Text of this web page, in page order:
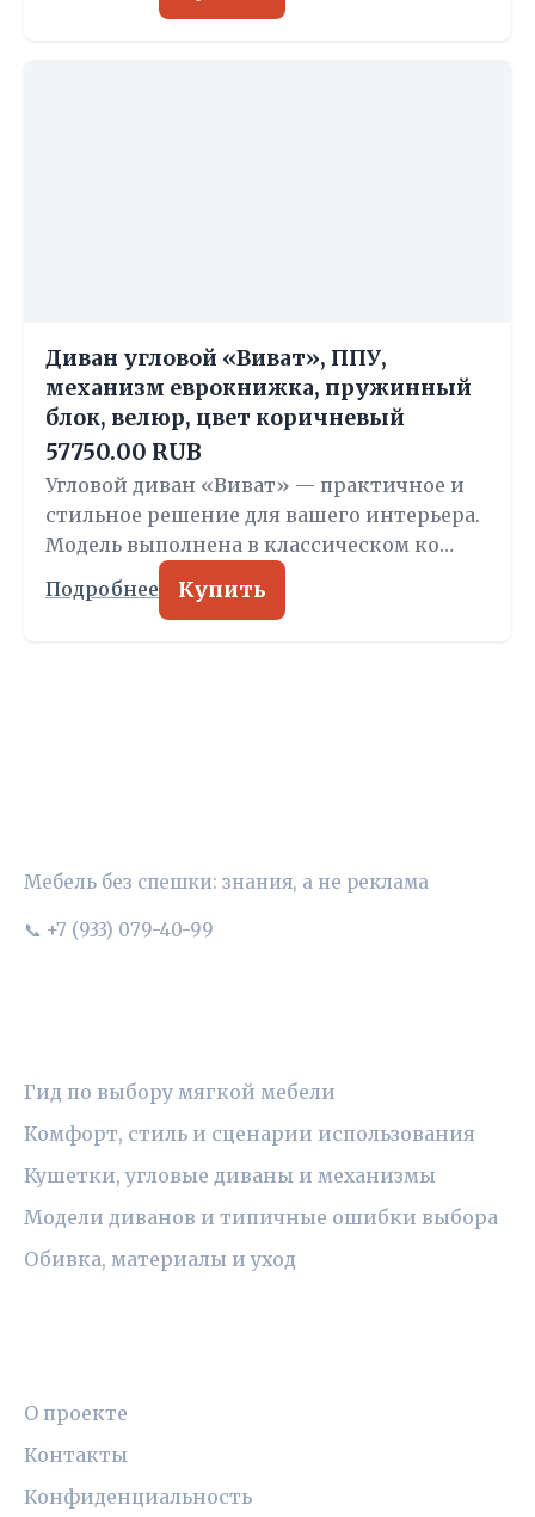
Диван угловой «Виват», ППУ,
механизм еврокнижка, пружинный
блок, велюр, цвет коричневый
57750.00 RUB
Угловой диван «Виват» — практичное и
стильное решение для вашего интерьера.
Модель выполнена в классическом ко…
Подробнее Купить
Мебель без спешки: знания, а не реклама
📞 +7 (933) 079-40-99
Гид по выбору мягкой мебели
Комфорт, стиль и сценарии использования
Кушетки, угловые диваны и механизмы
Модели диванов и типичные ошибки выбора
Обивка, материалы и уход
О проекте
Контакты
Конфиденциальность